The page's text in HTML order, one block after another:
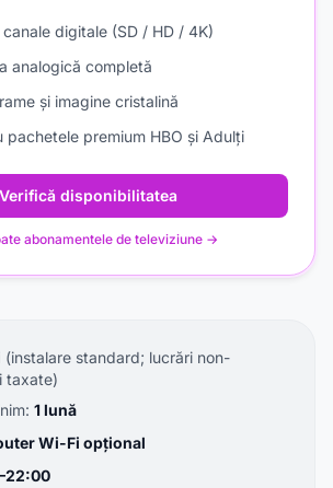
digitale (SD / HD / 4K)
analogică completă
și imagine cristalină
pachetele premium HBO și Adulți
Verifică disponibilitatea
abonamentele de televiziune →
(instalare standard; lucrări non-
taxate)
1 lună
Wi-Fi opțional